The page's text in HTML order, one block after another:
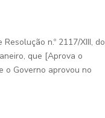
n.º 2117/XIII, do
que [Aprova o
o Governo aprovou no